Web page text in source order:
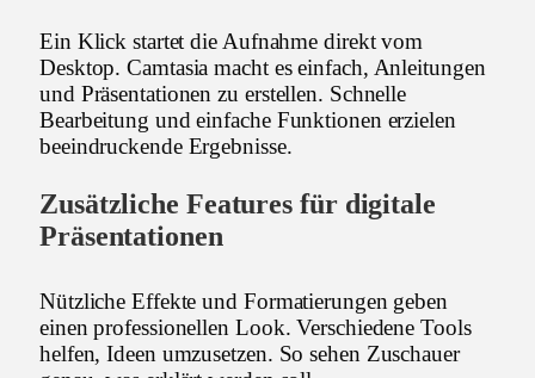
Ein Klick startet die Aufnahme direkt vom
Desktop. Camtasia macht es einfach, Anleitungen
und Präsentationen zu erstellen. Schnelle
Bearbeitung und einfache Funktionen erzielen
beeindruckende Ergebnisse.
Zusätzliche Features für digitale
Präsentationen
Nützliche Effekte und Formatierungen geben
einen professionellen Look. Verschiedene Tools
helfen, Ideen umzusetzen. So sehen Zuschauer